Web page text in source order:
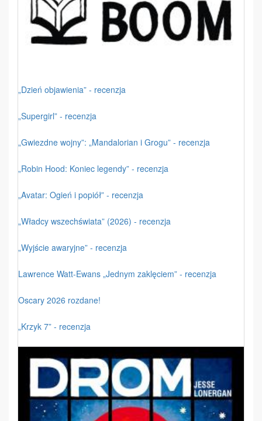
„Dzień objawienia” - recenzja
„Supergirl” - recenzja
„Gwiezdne wojny”: „Mandalorian i Grogu” - recenzja
„Robin Hood: Koniec legendy” - recenzja
„Avatar: Ogień i popiół” - recenzja
„Władcy wszechświata” (2026) - recenzja
„Wyjście awaryjne” - recenzja
Lawrence Watt-Ewans „Jednym zaklęciem” - recenzja
Oscary 2026 rozdane!
„Krzyk 7” - recenzja